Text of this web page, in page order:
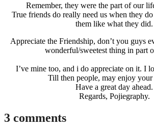
Remember, they were the part of our
True friends do really need us when they
them like what they did.
Appreciate the Friendship, don’t you guys
wonderful/sweetest thing in part
I’ve mine too, and i do appreciate on it. I
Till then people, may enjoy your
Have a great day ahead.
Regards, Pojiegraphy.
3 comments